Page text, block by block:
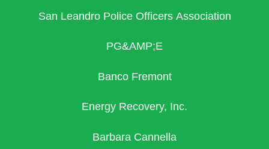
San Leandro Police Officers Association
PG&AMP;E
Banco Fremont
Energy Recovery, Inc.
Barbara Cannella